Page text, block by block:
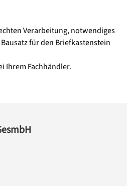
Verarbeitung, notwendiges
für den Briefkastenstein
Ihrem Fachhändler.